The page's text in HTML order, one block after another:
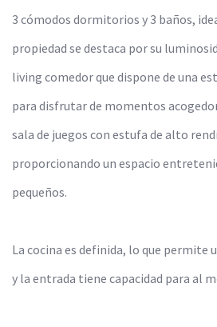
3 cómodos dormitorios y 3 baños,
propiedad se destaca por su
living comedor que dispone de una
para disfrutar de momentos
sala de juegos con estufa de alto
proporcionando un espacio
pequeños.
La cocina es definida, lo que permite
y la entrada tiene capacidad para al